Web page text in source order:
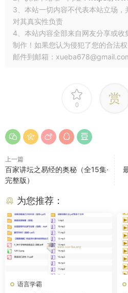
3、本站一切内容不代表本站立场，
对其真实性负责
4、本站内容全部来自网友分享或
制作！如果您认为侵犯了您的合法
邮件到邮箱：
0 赏
上一篇
百家讲坛之易经的奥秘（全15集·
完整版）
为您推荐：
语言学霸